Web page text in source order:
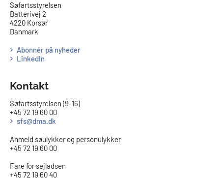
​​Søfartsstyrelsen
Batterivej 2
4220 Korsør
Danmark
Abonnér på nyheder
LinkedIn
Kontakt
Søfartsstyrelsen (9-16)
+45 72 19 60 00
sfs@dma.dk
Anmeld søulykker og personulykker
+45 72 19 60 00
Fare for sejladsen
+45 72 19 60 40